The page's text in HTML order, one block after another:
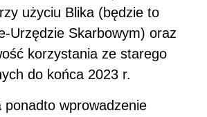
użyciu Blika (będzie to
Urzędzie Skarbowym) oraz
korzystania ze starego
do końca 2023 r.
ponadto wprowadzenie